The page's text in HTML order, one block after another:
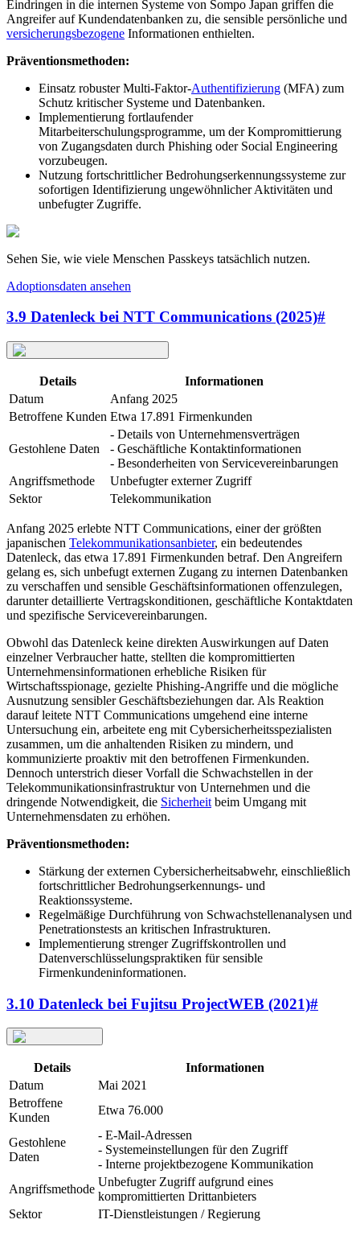
Eindringen in die internen Systeme von Sompo Japan griffen die
Angreifer auf Kundendatenbanken zu, die sensible persönliche und
versicherungsbezogene Informationen enthielten.
Präventionsmethoden:
Einsatz robuster Multi-Faktor-Authentifizierung (MFA) zum
Schutz kritischer Systeme und Datenbanken.
Implementierung fortlaufender
Mitarbeiterschulungsprogramme, um der Kompromittierung
von Zugangsdaten durch Phishing oder Social Engineering
vorzubeugen.
Nutzung fortschrittlicher Bedrohungserkennungssysteme zur
sofortigen Identifizierung ungewöhnlicher Aktivitäten und
unbefugter Zugriffe.
Sehen Sie, wie viele Menschen Passkeys tatsächlich nutzen.
Adoptionsdaten ansehen
3.9 Datenleck bei NTT Communications (2025)#
Details
Informationen
Datum
Anfang 2025
Betroffene Kunden Etwa 17.891 Firmenkunden
Gestohlene Daten
- Details von Unternehmensverträgen
- Geschäftliche Kontaktinformationen
- Besonderheiten von Servicevereinbarungen
Angriffsmethode
Unbefugter externer Zugriff
Sektor
Telekommunikation
Anfang 2025 erlebte NTT Communications, einer der größten
japanischen Telekommunikationsanbieter, ein bedeutendes
Datenleck, das etwa 17.891 Firmenkunden betraf. Den Angreifern
gelang es, sich unbefugt externen Zugang zu internen Datenbanken
zu verschaffen und sensible Geschäftsinformationen offenzulegen,
darunter detaillierte Vertragskonditionen, geschäftliche Kontaktdaten
und spezifische Servicevereinbarungen.
Obwohl das Datenleck keine direkten Auswirkungen auf Daten
einzelner Verbraucher hatte, stellten die kompromittierten
Unternehmensinformationen erhebliche Risiken für
Wirtschaftsspionage, gezielte Phishing-Angriffe und die mögliche
Ausnutzung sensibler Geschäftsbeziehungen dar. Als Reaktion
darauf leitete NTT Communications umgehend eine interne
Untersuchung ein, arbeitete eng mit Cybersicherheitsspezialisten
zusammen, um die anhaltenden Risiken zu mindern, und
kommunizierte proaktiv mit den betroffenen Firmenkunden.
Dennoch unterstrich dieser Vorfall die Schwachstellen in der
Telekommunikationsinfrastruktur von Unternehmen und die
dringende Notwendigkeit, die Sicherheit beim Umgang mit
Unternehmensdaten zu erhöhen.
Präventionsmethoden:
Stärkung der externen Cybersicherheitsabwehr, einschließlich
fortschrittlicher Bedrohungserkennungs- und
Reaktionssysteme.
Regelmäßige Durchführung von Schwachstellenanalysen und
Penetrationstests an kritischen Infrastrukturen.
Implementierung strenger Zugriffskontrollen und
Datenverschlüsselungspraktiken für sensible
Firmenkundeninformationen.
3.10 Datenleck bei Fujitsu ProjectWEB (2021)#
Details
Informationen
Datum
Mai 2021
Betroffene
Kunden
Etwa 76.000
Gestohlene
Daten
- E-Mail-Adressen
- Systemeinstellungen für den Zugriff
- Interne projektbezogene Kommunikation
Angriffsmethode
Unbefugter Zugriff aufgrund eines
kompromittierten Drittanbieters
Sektor
IT-Dienstleistungen / Regierung